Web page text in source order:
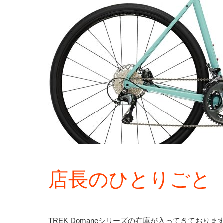
店長のひとりご
TREK Domaneシリーズの在庫が入ってきておりま